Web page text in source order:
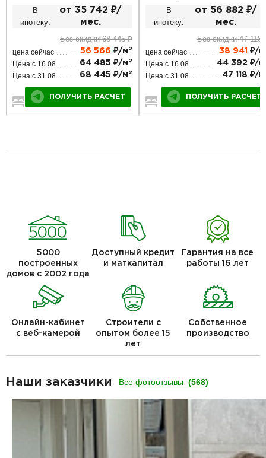
В
ипотеку:
от 35 742 ₽/
мес.
Без скидки 68 445 ₽
цена сейчас 56 566 ₽/м 2
Цена с 16.08 64 485 ₽/м 2
Цена с 31.08 68 445 ₽/м 2
2 1 1
ПОЛУЧИТЬ РАСЧЕТ
В
ипотеку:
от 56 882 ₽/
мес.
Без скидки 47 118
цена сейчас 38 941 ₽/м
Цена с 16.08 44 392 ₽/м
Цена с 31.08 47 118 ₽/м
5
ПОЛУЧИТЬ РАСЧЕТ
5000
построенных
домов с 2002 года
Доступный кредит
и маткапитал
Гарантия на все
работы 16 лет
Онлайн-кабинет
с веб-камерой
Строители с
опытом более 15
лет
Собственное
производство
Наши заказчики Все фотоотзывы (568)